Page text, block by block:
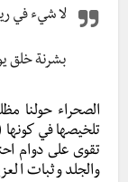
لا شيء في
بشرنة خلق
الصحراء حولنا
تلخيصها في كونها
تقوى على دوام